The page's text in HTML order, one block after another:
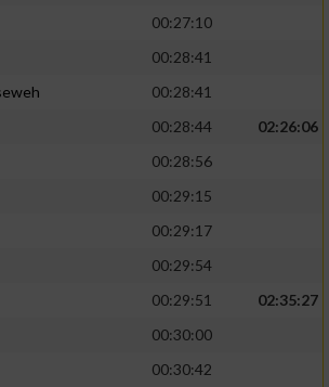
00:27:10
00:28:41
00:28:41
00:28:44
02:26:06
00:28:56
00:29:15
00:29:17
00:29:54
00:29:51
02:35:27
00:30:00
00:30:42